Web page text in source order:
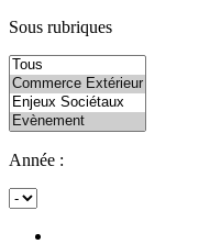
Sous rubriques
Année :